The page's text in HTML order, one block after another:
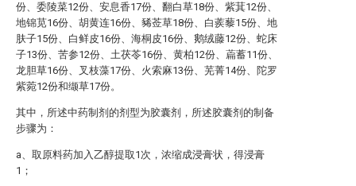
份、委陵菜12份、安息香17份、翻白草18份、紫萁12份、
地锦苋16份、胡黄连16份、豨莶草18份、白蒺藜15份、地
肤子15份、白鲜皮16份、海桐皮16份、鹅绒藤12份、蛇床
子13份、苦参12份、土茯苓16份、黄柏12份、萹蓄11份、
龙胆草16份、叉枝藻17份、火索麻13份、芜菁14份、陀罗
紫菀12份和缬草17份。
其中，所述中药制剂的剂型为胶囊剂，所述胶囊剂的制备
步骤为：
a、取原料药加入乙醇提取1次，浓缩成浸膏状，得浸膏
1；